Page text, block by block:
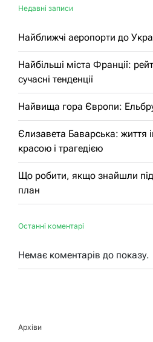
Недавні записи
Найближчі аеропорти до
Найбільші міста Франції:
сучасні тенденції
Найвища гора Європи:
Єлизавета Баварська: життя
красою і трагедією
Що робити, якщо знайшли
план
Останні коментарі
Немає коментарів до показу.
Архіви